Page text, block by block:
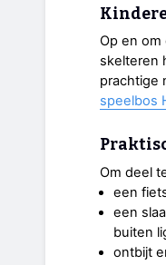
Op en om
skelteren
prachtige
speelbos
Om deel
een
een
buiten
ontbijt